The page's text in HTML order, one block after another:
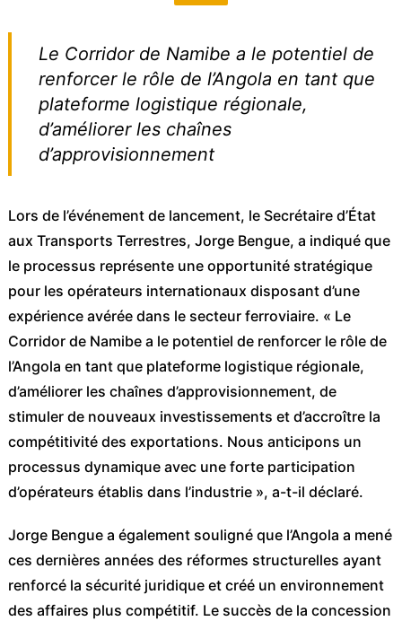
Le Corridor de Namibe a le potentiel de
renforcer le rôle de l’Angola en tant que
plateforme logistique régionale,
d’améliorer les chaînes
d’approvisionnement
Lors de l’événement de lancement, le Secrétaire d’État
aux Transports Terrestres, Jorge Bengue, a indiqué que
le processus représente une opportunité stratégique
pour les opérateurs internationaux disposant d’une
expérience avérée dans le secteur ferroviaire. « Le
Corridor de Namibe a le potentiel de renforcer le rôle de
l’Angola en tant que plateforme logistique régionale,
d’améliorer les chaînes d’approvisionnement, de
stimuler de nouveaux investissements et d’accroître la
compétitivité des exportations. Nous anticipons un
processus dynamique avec une forte participation
d’opérateurs établis dans l’industrie », a-t-il déclaré.
Jorge Bengue a également souligné que l’Angola a mené
ces dernières années des réformes structurelles ayant
renforcé la sécurité juridique et créé un environnement
des affaires plus compétitif. Le succès de la concession